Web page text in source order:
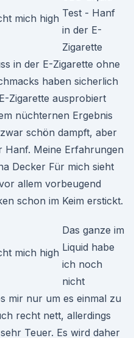
Test - Hanf
in der E-
Zigarette
in der E-Zigarette ohne
haben sicherlich
Zigarette ausprobiert
nüchternen Ergebnis
schön dampft, aber
Hanf. Meine Erfahrungen
Decker Für mich sieht
allem vorbeugend
schon im Keim erstickt.
Das ganze im
Liquid habe
ich noch
nicht
mir nur um es einmal zu
recht nett, allerdings
Teuer. Es wird daher